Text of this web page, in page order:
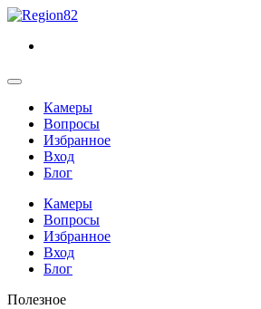
Камеры
Вопросы
Избранное
Вход
Блог
Камеры
Вопросы
Избранное
Вход
Блог
Полезное